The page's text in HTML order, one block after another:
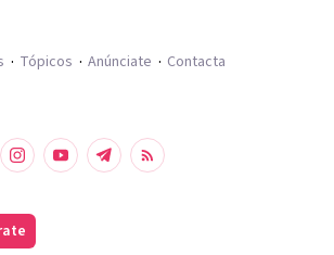
Tópicos Anúnciate Contacta